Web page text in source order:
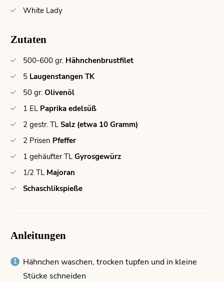
White Lady
Zutaten
500-600 gr. Hähnchenbrustfilet
5 Laugenstangen TK
50 gr. Olivenöl
1 EL Paprika edelsüß
2 gestr. TL Salz (etwa 10 Gramm)
2 Prisen Pfeffer
1 gehäufter TL Gyrosgewürz
1/2 TL Majoran
Schaschlikspieße
Anleitungen
Hähnchen waschen, trocken tupfen und in kleine
Stücke schneiden